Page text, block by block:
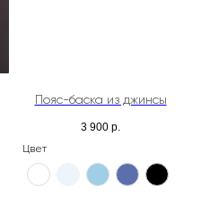
Пояс-баска из джинсы
3 900 р.
Цвет